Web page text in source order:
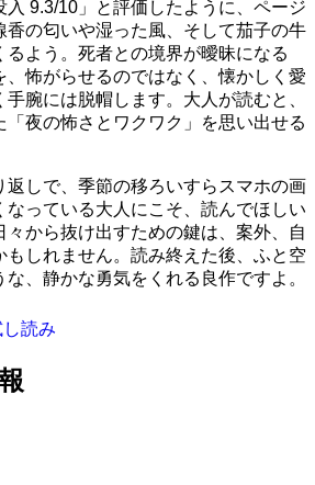
入 9.3/10」
と評価したように、ページ
香の匂いや湿った風、そして茄子の牛
よう。死者との境界が曖昧になる
、怖がらせるのではなく、懐かしく愛
腕には脱帽します。大人が読むと、
夜の怖さとワクワク」を思い出せる
返しで、季節の移ろいすらスマホの画
なっている大人にこそ、読んでほしい
から抜け出すための鍵は、案外、自
もしれません。読み終えた後、ふと空
、静かな勇気をくれる良作ですよ。
読み